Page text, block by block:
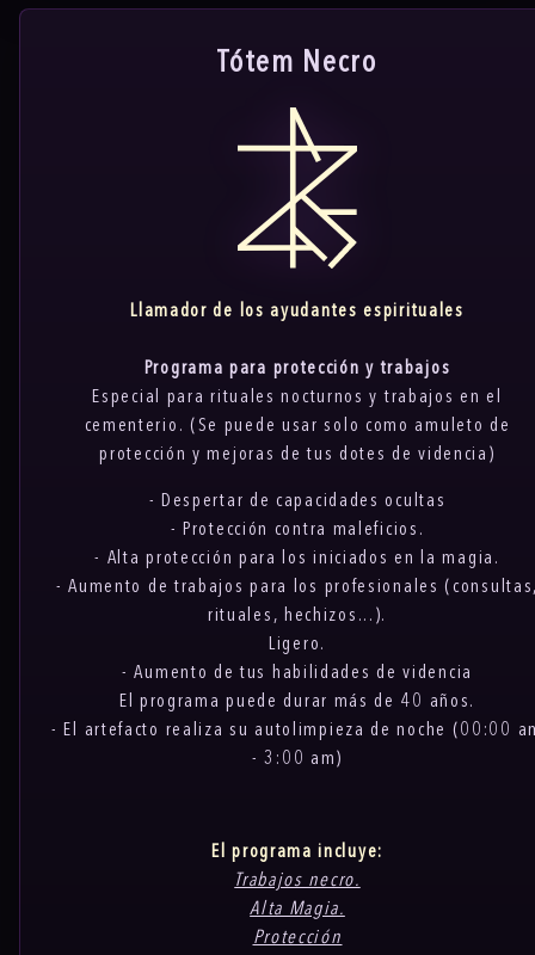
Tótem Necro
Llamador de los ayudantes espirituales
Programa para protección y trabajos
Especial para rituales nocturnos y trabajos en el
cementerio. (Se puede usar solo como amuleto de
protección y mejoras de tus dotes de videncia)
- Despertar de capacidades ocultas
- Protección contra maleficios.
- Alta protección para los iniciados en la magia.
- Aumento de trabajos para los profesionales
rituales, hechizos...).
Ligero.
- Aumento de tus habilidades de videncia
El programa puede durar más de 40 años.
- El artefacto realiza su autolimpieza de noche (00:00
- 3:00 am)
El programa incluye:
Trabajos necro.
Alta Magia.
Protección